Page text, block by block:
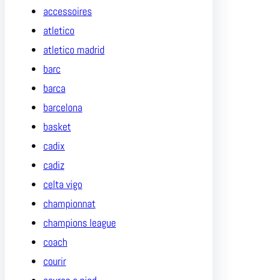
accessoires
atletico
atletico madrid
barc
barca
barcelona
basket
cadix
cadiz
celta vigo
championnat
champions league
coach
courir